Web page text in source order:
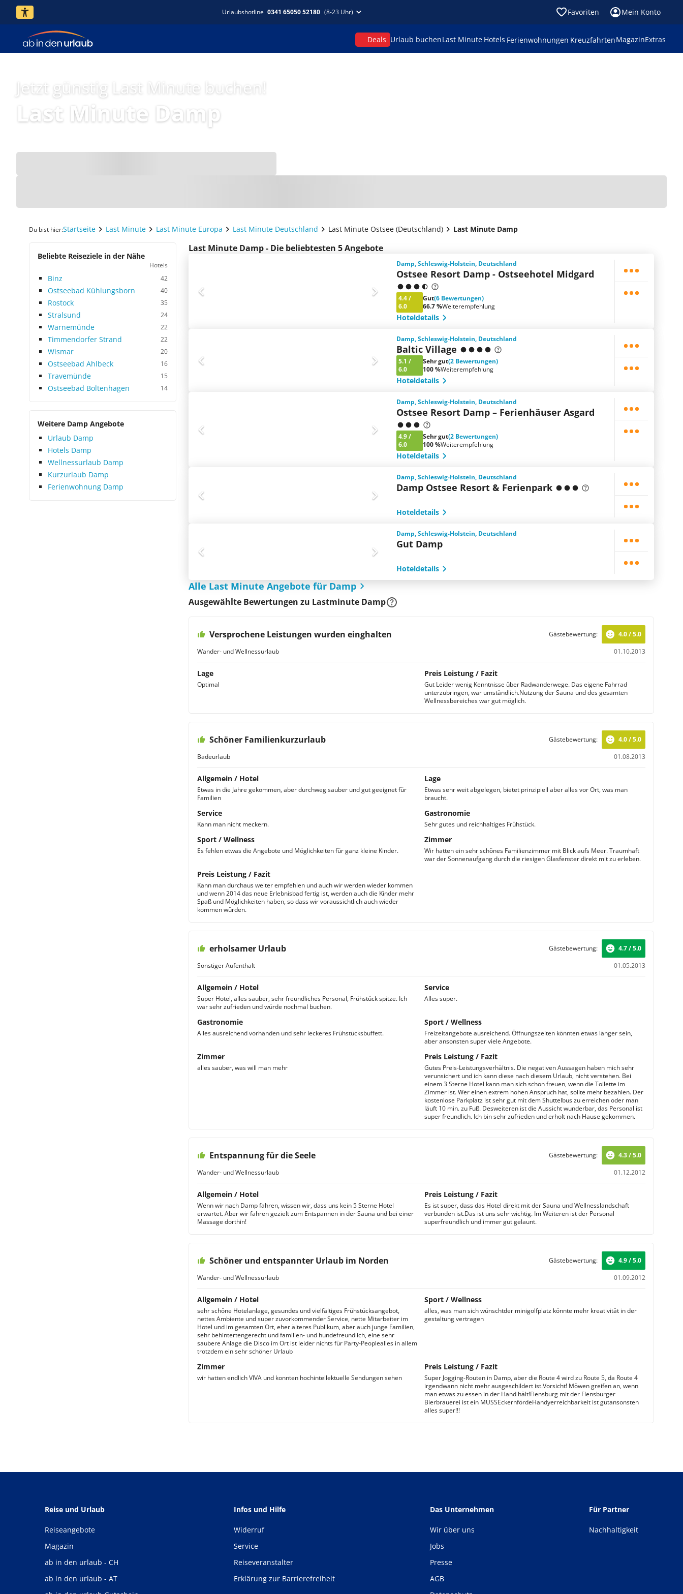
Urlaubshotline 0341 65050 52180 (8-23 Uhr) Favoriten Mein Konto
Deals Urlaub buchenLast Minute Hotels Ferienwohnungen KreuzfahrtenMagazinExtras
Jetzt günstig Last Minute buchen!
Last Minute Damp
Du bist hier:Startseite Last Minute Last Minute Europa Last Minute Deutschland Last Minute Ostsee (Deutschland) Last Minute Damp
Beliebte Reiseziele in der Nähe
Hotels
Binz 42
Ostseebad Kühlungsborn 40
Rostock 35
Stralsund 24
Warnemünde 22
Timmendorfer Strand 22
Wismar 20
Ostseebad Ahlbeck 16
Travemünde 15
Ostseebad Boltenhagen 14
Weitere Damp Angebote
Urlaub Damp
Hotels Damp
Wellnessurlaub Damp
Kurzurlaub Damp
Ferienwohnung Damp
Last Minute Damp - Die beliebtesten 5 Angebote
Damp, Schleswig-Holstein, Deutschland
Ostsee Resort Damp - Ostseehotel Midgard
4.4/
6.0
Gut(6 Bewertungen)
66.7 %Weiterempfehlung
Hoteldetails
Damp, Schleswig-Holstein, Deutschland
Baltic Village
5.1 /
6.0
Sehr gut(2 Bewertungen)
100 %Weiterempfehlung
Hoteldetails
Damp, Schleswig-Holstein, Deutschland
Ostsee Resort Damp – Ferienhäuser Asgard
4.9/
6.0
Sehr gut(2 Bewertungen)
100 %Weiterempfehlung
Hoteldetails
Damp, Schleswig-Holstein, Deutschland
Damp Ostsee Resort & Ferienpark
Hoteldetails
Damp, Schleswig-Holstein, Deutschland
Gut Damp
Hoteldetails
Alle Last Minute Angebote für Damp
Ausgewählte Bewertungen zu Lastminute Damp
Versprochene Leistungen wurden einghalten
Wander- und Wellnessurlaub 01.10.2013
Gästebewertung: 4.0 / 5.0
Lage
Optimal
Preis Leistung / Fazit
Gut Leider wenig Kenntnisse über Radwanderwege. Das eigene Fahrrad
unterzubringen, war umständlich.Nutzung der Sauna und des gesamten
Wellnessbereiches war gut möglich.
Schöner Familienkurzurlaub
Badeurlaub 01.08.2013
Gästebewertung: 4.0 / 5.0
Allgemein / Hotel
Etwas in die Jahre gekommen, aber durchweg sauber und gut geeignet für
Familien
Lage
Etwas sehr weit abgelegen, bietet prinzipiell aber alles vor Ort, was man
braucht.
Service
Kann man nicht meckern.
Gastronomie
Sehr gutes und reichhaltiges Frühstück.
Sport / Wellness
Es fehlen etwas die Angebote und Möglichkeiten für ganz kleine Kinder.
Zimmer
Wir hatten ein sehr schönes Familienzimmer mit Blick aufs Meer. Traumhaft
war der Sonnenaufgang durch die riesigen Glasfenster direkt mit zu erleben.
Preis Leistung / Fazit
Kann man durchaus weiter empfehlen und auch wir werden wieder kommen
und wenn 2014 das neue Erlebnisbad fertig ist, werden auch die Kinder mehr
Spaß und Möglichkeiten haben, so dass wir voraussichtlich auch wieder
kommen würden.
erholsamer Urlaub
Sonstiger Aufenthalt 01.05.2013
Gästebewertung: 4.7 / 5.0
Allgemein / Hotel
Super Hotel, alles sauber, sehr freundliches Personal, Frühstück spitze. Ich
war sehr zufrieden und würde nochmal buchen.
Service
Alles super.
Gastronomie
Alles ausreichend vorhanden und sehr leckeres Frühstücksbuffett.
Sport / Wellness
Freizeitangebote ausreichend. Öffnungszeiten könnten etwas länger sein,
aber ansonsten super viele Angebote.
Zimmer
alles sauber, was will man mehr
Preis Leistung / Fazit
Gutes Preis-Leistungsverhältnis. Die negativen Aussagen haben mich sehr
verunsichert und ich kann diese nach diesem Urlaub, nicht verstehen. Bei
einem 3 Sterne Hotel kann man sich schon freuen, wenn die Toilette im
Zimmer ist. Wer einen extrem hohen Anspruch hat, sollte mehr bezahlen. Der
kostenlose Parkplatz ist sehr gut mit dem Shuttelbus zu erreichen oder man
läuft 10 min. zu Fuß. Desweiteren ist die Aussicht wunderbar, das Personal ist
super freundlich. Ich bin sehr zufrieden und erholt nach Hause gekommen.
Entspannung für die Seele
Wander- und Wellnessurlaub 01.12.2012
Gästebewertung: 4.3 / 5.0
Allgemein / Hotel
Wenn wir nach Damp fahren, wissen wir, dass uns kein 5 Sterne Hotel
erwartet. Aber wir fahren gezielt zum Entspannen in der Sauna und bei einer
Massage dorthin!
Preis Leistung / Fazit
Es ist super, dass das Hotel direkt mit der Sauna und Wellnesslandschaft
verbunden ist.Das ist uns sehr wichtig. Im Weiteren ist der Personal
superfreundlich und immer gut gelaunt.
Schöner und entspannter Urlaub im Norden
Wander- und Wellnessurlaub 01.09.2012
Gästebewertung: 4.9 / 5.0
Allgemein / Hotel
sehr schöne Hotelanlage, gesundes und vielfältiges Frühstücksangebot,
nettes Ambiente und super zuvorkommender Service, nette Mitarbeiter im
Hotel und im gesamten Ort, eher älteres Publikum, aber auch junge Familien,
sehr behintertengerecht und familien- und hundefreundlich, eine sehr
saubere Anlage die Disco im Ort ist leider nichts für Party-Peoplealles in allem
trotzdem ein sehr schöner Urlaub
Sport / Wellness
alles, was man sich wünschtder minigolfplatz könnte mehr kreativität in der
gestaltung vertragen
Zimmer
wir hatten endlich VIVA und konnten hochintellektuelle Sendungen sehen
Preis Leistung / Fazit
Super Jogging-Routen in Damp, aber die Route 4 wird zu Route 5, da Route 4
irgendwann nicht mehr ausgeschildert ist.Vorsicht! Möwen greifen an, wenn
man etwas zu essen in der Hand hält!Flensburg mit der Flensburger
Bierbrauerei ist ein MUSSEckernfördeHandyerreichbarkeit ist gutansonsten
alles super!!!
Reise und Urlaub
Reiseangebote
Magazin
ab in den urlaub - CH
ab in den urlaub - AT
Infos und Hilfe
Widerruf
Service
Reiseveranstalter
Erklärung zur Barrierefreiheit
Das Unternehmen
Wir über uns
Jobs
Presse
AGB
Für Partner
Nachhaltigkeit